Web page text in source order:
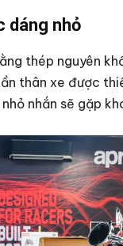
dáng nhỏ
thép nguyên
thân xe được
nhắn sẽ gặp